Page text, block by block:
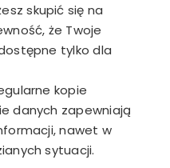
skupić się na
że Twoje
tylko dla
kopie
danych zapewniają
nawet w
sytuacji.